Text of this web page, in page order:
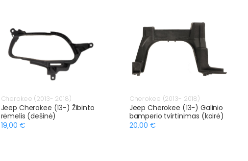
Cherokee (2013- 2018)
Jeep Cherokee (13-) Žibinto
rėmelis (dešinė)
19,00 €
Cherokee (2013- 2018)
Jeep Cherokee (13-) Galinio
bamperio tvirtinimas (kairė)
20,00 €